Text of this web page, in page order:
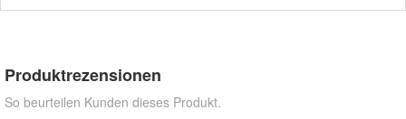
Produktrezensionen
So beurteilen Kunden dieses Produkt.